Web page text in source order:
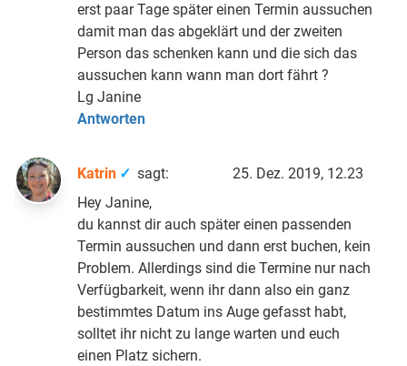
erst paar Tage später einen Termin aussuchen
damit man das abgeklärt und der zweiten
Person das schenken kann und die sich das
aussuchen kann wann man dort fährt ?
Lg Janine
Antworten
Katrin sagt:
25. Dez. 2019, 12.23
Hey Janine,
du kannst dir auch später einen passenden
Termin aussuchen und dann erst buchen, kein
Problem. Allerdings sind die Termine nur nach
Verfügbarkeit, wenn ihr dann also ein ganz
bestimmtes Datum ins Auge gefasst habt,
solltet ihr nicht zu lange warten und euch
einen Platz sichern.